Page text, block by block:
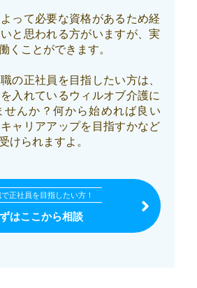
って必要な資格があるため経
と思われる方がいますが、実
くことができます。
の正社員を目指したい方は、
入れているウィルオブ介護に
せんか？何から始めれば良い
ャリアアップを目指すかなど
けられますよ。
正社員を目指したい方！
はここから相談